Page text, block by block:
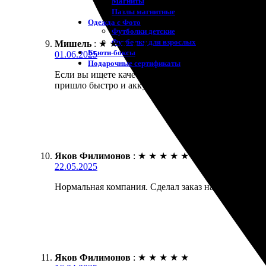
Пазлы магнитные
Одежда с Фото
Футболки детские
Футболки для взрослых
Бьюти-боксы
Подарочные сертификаты
Мишель : ★ ★ ★ ★ ★
01.06.2025
Если вы ищете качественную печать, то это
пришло быстро и аккуратно. Приятно порадовала
Яков Филимонов : ★ ★ ★ ★ ★
22.05.2025
Нормальная компания. Сделал заказ на печать
Яков Филимонов : ★ ★ ★ ★ ★